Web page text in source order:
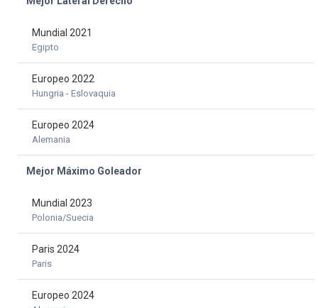
Mundial 2021
Egipto
Europeo 2022
Hungria - Eslovaquia
Europeo 2024
Alemania
Mejor Máximo Goleador
Mundial 2023
Polonia/Suecia
Paris 2024
Paris
Europeo 2024